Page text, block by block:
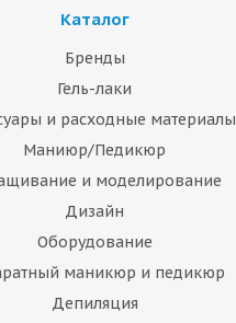
Каталог
Бренды
Гель-лаки
и расходные материалы
Маниюр/Педикюр
и моделирование
Дизайн
Оборудование
маникюр и педикюр
Депиляция